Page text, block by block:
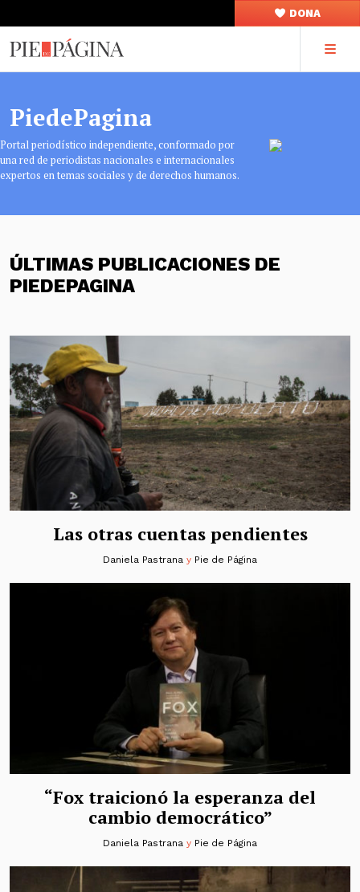
DONA
PiedePagina
Portal periodístico independiente, conformado por
una red de periodistas nacionales e internacionales
expertos en temas sociales y de derechos humanos.
ÚLTIMAS PUBLICACIONES DE
PIEDEPAGINA
Las otras cuentas pendientes
Daniela Pastranay Pie de Página
“Fox traicionó la esperanza del
cambio democrático”
Daniela Pastranay Pie de Página